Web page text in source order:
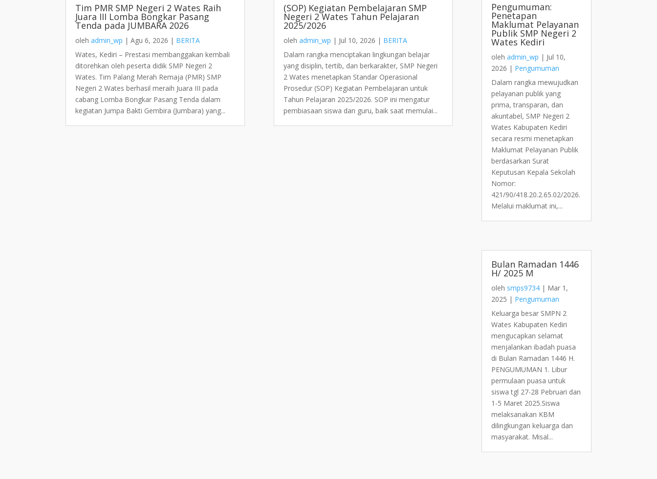
Tim PMR SMP Negeri 2 Wates Raih
Juara III Lomba Bongkar Pasang
Tenda pada JUMBARA 2026
olehadmin_wp |Agu 6, 2026 | BERITA
Wates, Kediri – Prestasi membanggakan kembali
ditorehkan oleh peserta didik SMP Negeri 2
Wates. Tim Palang Merah Remaja (PMR) SMP
Negeri 2 Wates berhasil meraih Juara III pada
cabang Lomba Bongkar Pasang Tenda dalam
kegiatan Jumpa Bakti Gembira (Jumbara) yang...
(SOP) Kegiatan Pembelajaran SMP
Negeri 2 Wates Tahun Pelajaran
2025/2026
oleh admin_wp | Jul 10, 2026 | BERITA
Dalam rangka menciptakan lingkungan belajar
yang disiplin, tertib, dan berkarakter, SMP Negeri
2 Wates menetapkan Standar Operasional
Prosedur (SOP) Kegiatan Pembelajaran untuk
Tahun Pelajaran 2025/2026. SOP ini mengatur
pembiasaan siswa dan guru, baik saat memulai...
Pengumuman:
Penetapan
Maklumat Pelayanan
Publik SMP Negeri 2
Wates Kediri
olehadmin_wp | Jul 10,
2026 | Pengumuman
Dalam rangka mewujudkan
pelayanan publik yang
prima, transparan, dan
akuntabel, SMP Negeri 2
Wates Kabupaten Kediri
secara resmi menetapkan
Maklumat Pelayanan Publik
berdasarkan Surat
Keputusan Kepala Sekolah
Nomor:
421/90/418.20.2.65.02/2026.
Melalui maklumat ini,...
Bulan Ramadan 1446
H/ 2025 M
oleh smps9734 | Mar 1,
2025 | Pengumuman
Keluarga besar SMPN 2
Wates Kabupaten Kediri
mengucapkan selamat
menjalankan ibadah puasa
di Bulan Ramadan 1446 H.
PENGUMUMAN 1. Libur
permulaan puasa untuk
siswa tgl 27-28 Pebruari dan
1-5 Maret 2025.Siswa
melaksanakan KBM
dilingkungan keluarga dan
masyarakat. Misal...